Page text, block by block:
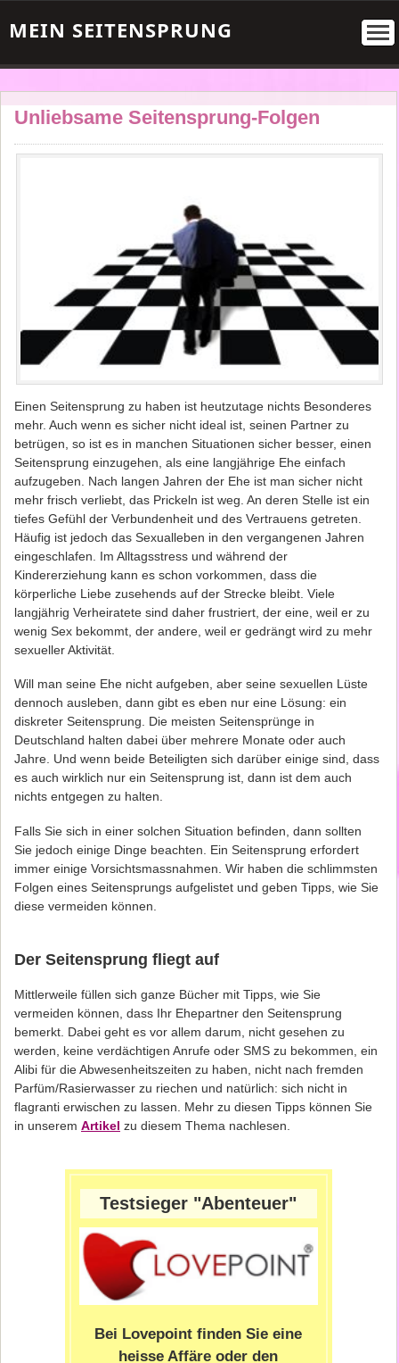
MEIN SEITENSPRUNG
Unliebsame Seitensprung-Folgen
Einen Seitensprung zu haben ist heutzutage nichts Besonderes
mehr. Auch wenn es sicher nicht ideal ist, seinen Partner zu
betrügen, so ist es in manchen Situationen sicher besser, einen
Seitensprung einzugehen, als eine langjährige Ehe einfach
aufzugeben. Nach langen Jahren der Ehe ist man sicher nicht
mehr frisch verliebt, das Prickeln ist weg. An deren Stelle ist ein
tiefes Gefühl der Verbundenheit und des Vertrauens getreten.
Häufig ist jedoch das Sexualleben in den vergangenen Jahren
eingeschlafen. Im Alltagsstress und während der
Kindererziehung kann es schon vorkommen, dass die
körperliche Liebe zusehends auf der Strecke bleibt. Viele
langjährig Verheiratete sind daher frustriert, der eine, weil er zu
wenig Sex bekommt, der andere, weil er gedrängt wird zu mehr
sexueller Aktivität.
Will man seine Ehe nicht aufgeben, aber seine sexuellen Lüste
dennoch ausleben, dann gibt es eben nur eine Lösung: ein
diskreter Seitensprung. Die meisten Seitensprünge in
Deutschland halten dabei über mehrere Monate oder auch
Jahre. Und wenn beide Beteiligten sich darüber einige sind, dass
es auch wirklich nur ein Seitensprung ist, dann ist dem auch
nichts entgegen zu halten.
Falls Sie sich in einer solchen Situation befinden, dann sollten
Sie jedoch einige Dinge beachten. Ein Seitensprung erfordert
immer einige Vorsichtsmassnahmen. Wir haben die schlimmsten
Folgen eines Seitensprungs aufgelistet und geben Tipps, wie Sie
diese vermeiden können.
Der Seitensprung fliegt auf
Mittlerweile füllen sich ganze Bücher mit Tipps, wie Sie
vermeiden können, dass Ihr Ehepartner den Seitensprung
bemerkt. Dabei geht es vor allem darum, nicht gesehen zu
werden, keine verdächtigen Anrufe oder SMS zu bekommen, ein
Alibi für die Abwesenheitszeiten zu haben, nicht nach fremden
Parfüm/Rasierwasser zu riechen und natürlich: sich nicht in
flagranti erwischen zu lassen. Mehr zu diesen Tipps können Sie
in unserem Artikel zu diesem Thema nachlesen.
Testsieger "Abenteuer"
Bei Lovepoint finden Sie eine
heisse Affäre oder den